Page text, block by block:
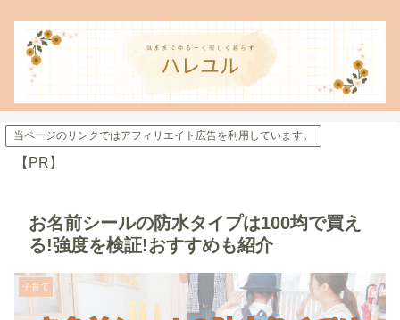
当ページのリンクではアフィリエイト広告を利用しています。
【PR】
お名前シールの防水タイプは100均で買え
る!強度を検証!おすすめも紹介
子育て